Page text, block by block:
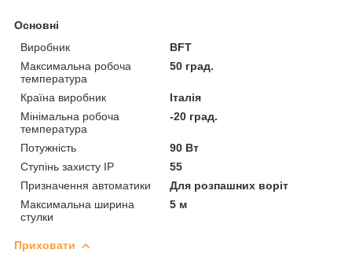
Основні
Виробник
BFT
Максимальна робоча
температура
50 град.
Країна виробник
Італія
Мінімальна робоча
температура
-20 град.
Потужність
90 Вт
Ступінь захисту IP
55
Призначення автоматики
Для розпашних воріт
Максимальна ширина
стулки
5 м
Приховати